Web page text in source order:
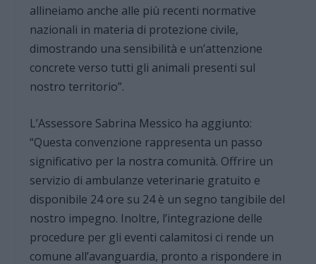
allineiamo anche alle più recenti normative
nazionali in materia di protezione civile,
dimostrando una sensibilità e un’attenzione
concrete verso tutti gli animali presenti sul
nostro territorio”.
L’Assessore Sabrina Messico ha aggiunto:
“Questa convenzione rappresenta un passo
significativo per la nostra comunità. Offrire un
servizio di ambulanze veterinarie gratuito e
disponibile 24 ore su 24 è un segno tangibile del
nostro impegno. Inoltre, l’integrazione delle
procedure per gli eventi calamitosi ci rende un
comune all’avanguardia, pronto a rispondere in